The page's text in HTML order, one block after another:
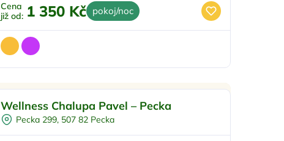
Cena
již od: 1 350 Kč pokoj/noc
Vířivka
Sauna
Wellness Chalupa Pavel – Pecka
Pecka 299, 507 82 Pecka